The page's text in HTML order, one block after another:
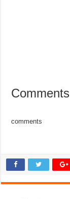
Comments
comments